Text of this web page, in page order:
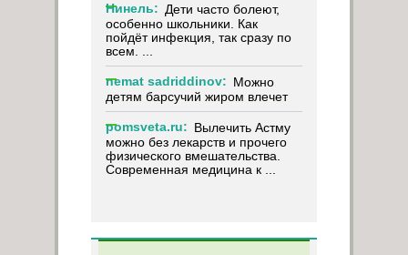
Нинель: Дети часто болеют,
особенно школьники. Как
пойдёт инфекция, так сразу по
всем. ...
nemat sadriddinov: Можно
детям барсучий жиром влечет
pomsveta.ru: Вылечить Астму
можно без лекарств и прочего
физического вмешательства.
Современная медицина к ...